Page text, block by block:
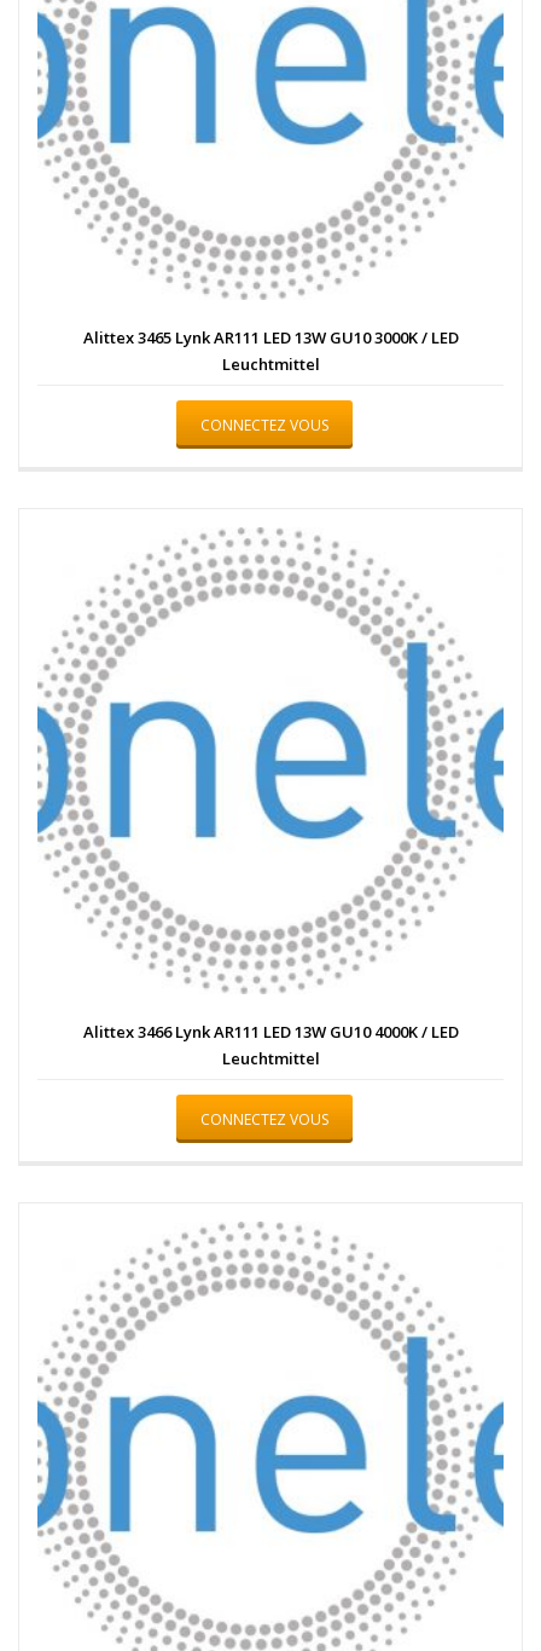
Alittex 3465 Lynk AR111 LED 13W GU10 3000K / LED
Leuchtmittel
CONNECTEZ VOUS
Alittex 3466 Lynk AR111 LED 13W GU10 4000K / LED
Leuchtmittel
CONNECTEZ VOUS